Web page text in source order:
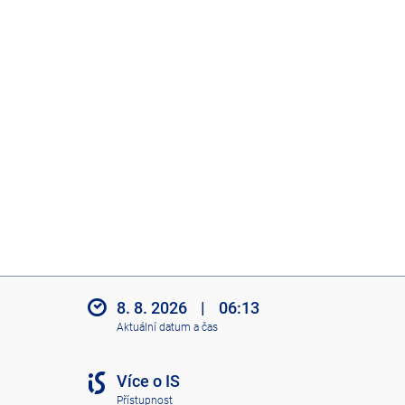
8. 8. 2026 | 06:13
Aktuální datum a čas
Více o IS
Přístupnost